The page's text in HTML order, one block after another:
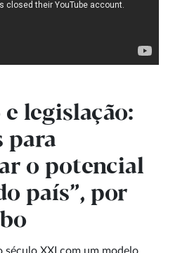
e legislação:
para
o potencial
país”, por